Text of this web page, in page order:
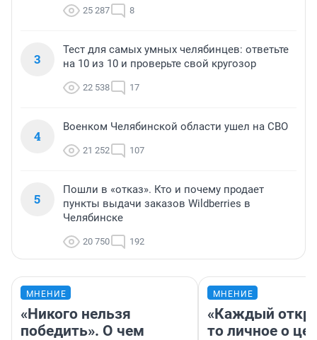
25 287 8
3
Тест для самых умных челябинцев: ответьте
на 10 из 10 и проверьте свой кругозор
22 538 17
4
Военком Челябинской области ушел на СВО
21 252 107
5
Пошли в «отказ». Кто и почему продает
пункты выдачи заказов Wildberries в
Челябинске
20 750 192
МНЕНИЕ
«Никого нельзя
победить». О чем
МНЕНИЕ
«Каждый
то личное о